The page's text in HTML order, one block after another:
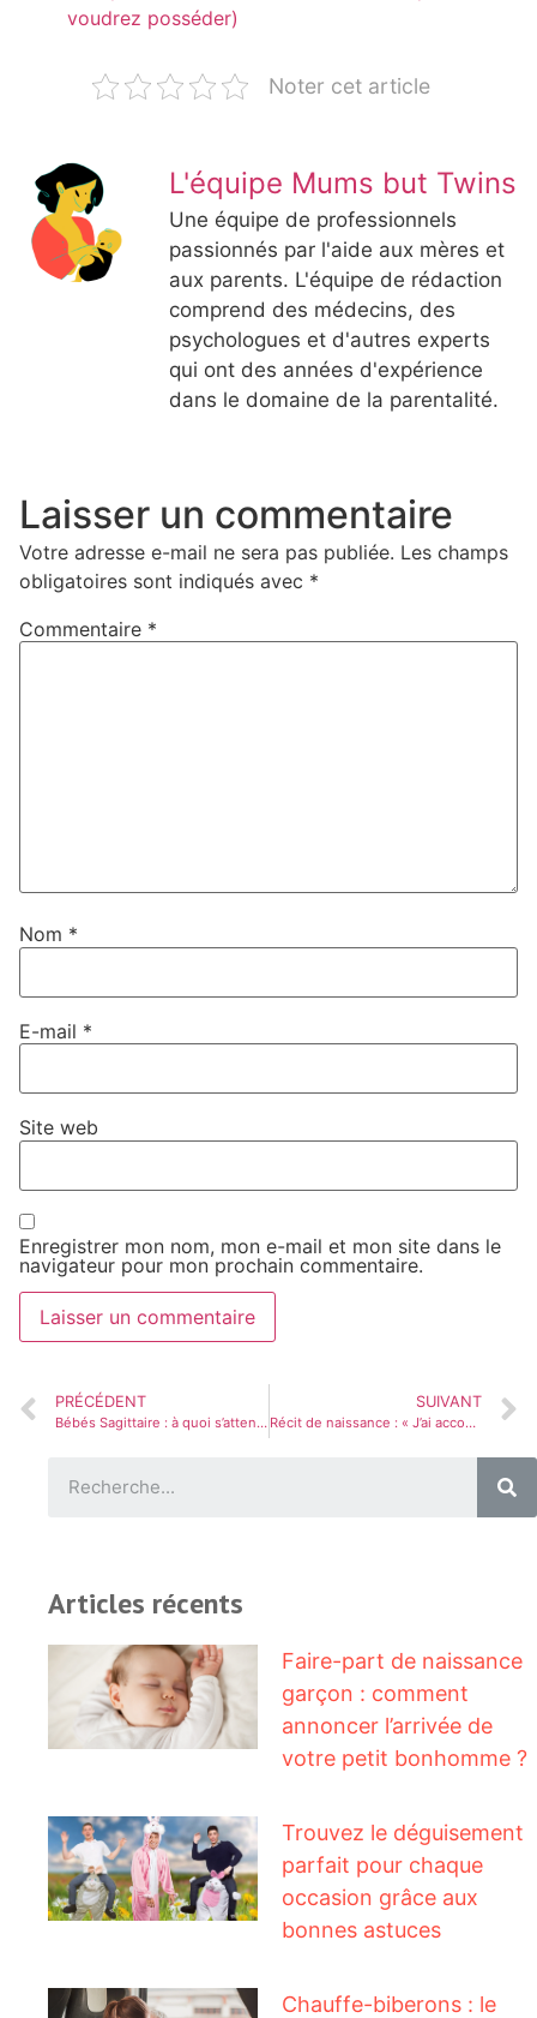
voudrez posséder)
Noter cet article
L'équipe Mums but Twins
Une équipe de professionnels
passionnés par l'aide aux mères et
aux parents. L'équipe de rédaction
comprend des médecins, des
psychologues et d'autres experts
qui ont des années d'expérience
dans le domaine de la parentalité.
Laisser un commentaire
Votre adresse e-mail ne sera pas publiée. Les champs
obligatoires sont indiqués avec *
Commentaire *
Nom *
E-mail *
Site web
Enregistrer mon nom, mon e-mail et mon site dans le
navigateur pour mon prochain commentaire.
PRÉCÉDENT
Bébés Sagittaire : à quoi s’attendre (+ 23 idées de prénoms)
SUIVANT
Récit de naissance : « J’ai accouché de mon bébé dans la voiture »
Articles récents
Faire-part de naissance
garçon : comment
annoncer l’arrivée de
votre petit bonhomme ?
Trouvez le déguisement
parfait pour chaque
occasion grâce aux
bonnes astuces
Chauffe-biberons : le